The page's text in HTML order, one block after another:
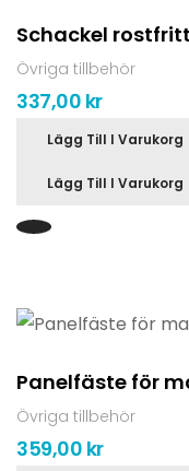
Schackel
Övriga tillbehör
337,00 kr
Lägg Till I Varukorg
Lägg Till I Varukorg
Panelfäste för
Övriga tillbehör
359,00 kr